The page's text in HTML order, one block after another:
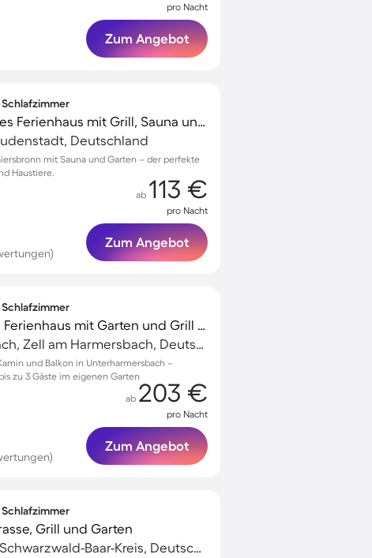
pro Nacht
Zum Angebot
Schlafzimmer
Familienfreundliches Ferienhaus mit Grill, Sauna und Terrasse | Hunde erlaubt
Deutschland
mit Sauna und Garten – der perfekte
Haustiere.
ab 113 €
pro Nacht
Zum Angebot
Schlafzimmer
Voll ausgestattetes Ferienhaus mit Garten und Grill | Bergblick
Unterharmersbach, Zell am Harmersbach, Deutschland
und Balkon in Unterharmersbach –
zu 3 Gäste im eigenen Garten
ab 203 €
pro Nacht
Zum Angebot
Schlafzimmer
Grill und Garten
Sankt Georgen, Schwarzwald-Baar-Kreis, Deutschland